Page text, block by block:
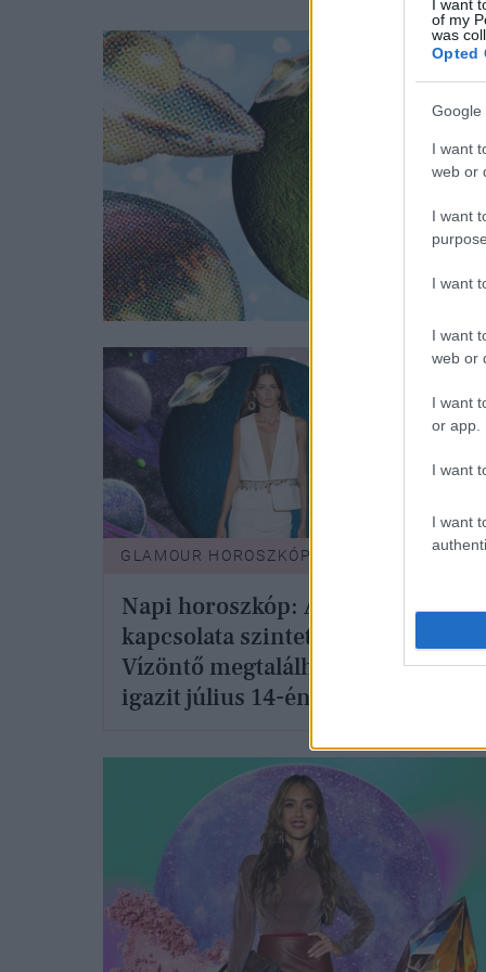
I want
of my
was
Opted
Google
I want
web or
I want
I want
I want
web or
I want
or app.
I want
I want
GLAMOUR HOROSZKÓP
Napi horoszkóp: A Kos
kapcsolata szintet lép, a
Vízöntő megtalálhatja az
igazit július 14-én
A
ad,